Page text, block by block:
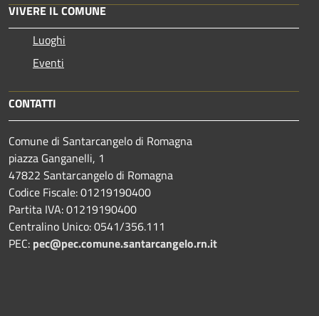
VIVERE IL COMUNE
Luoghi
Eventi
CONTATTI
Comune di Santarcangelo di Romagna
piazza Ganganelli, 1
47822 Santarcangelo di Romagna
Codice Fiscale: 01219190400
Partita IVA: 01219190400
Centralino Unico: 0541/356.111
PEC: pec@pec.comune.santarcangelo.rn.it